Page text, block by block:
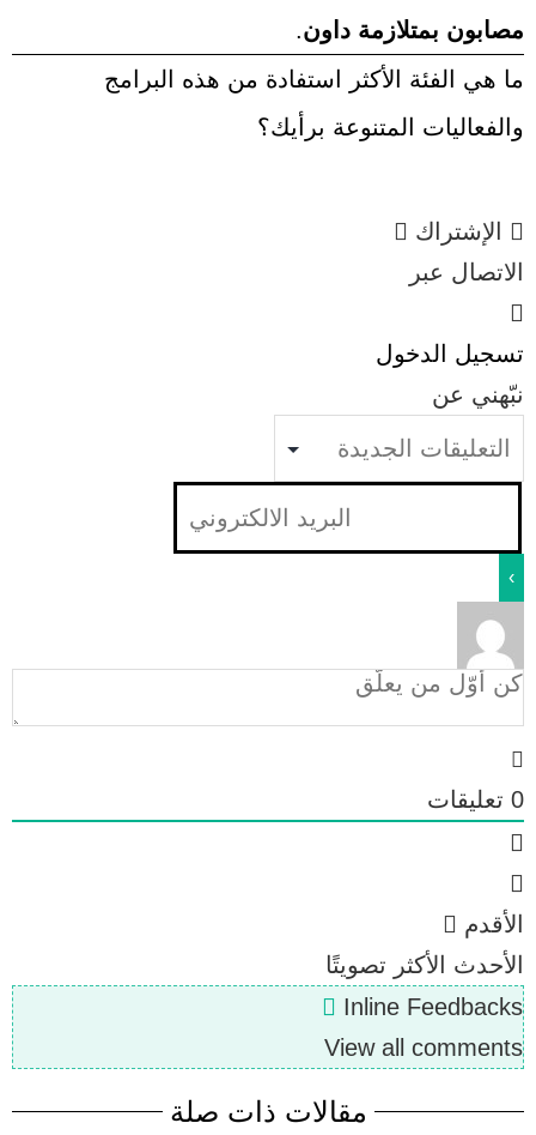
مصابون بمتلازمة داون.
ما هي الفئة الأكثر استفادة من هذه البرامج
والفعاليات المتنوعة برأيك؟
الإشتراك
الاتصال عبر
تسجيل الدخول
نبّهني عن
0 تعليقات
الأقدم
الأحدث
الأكثر تصويتًا
Inline Feedbacks
View all comments
مقالات ذات صلة